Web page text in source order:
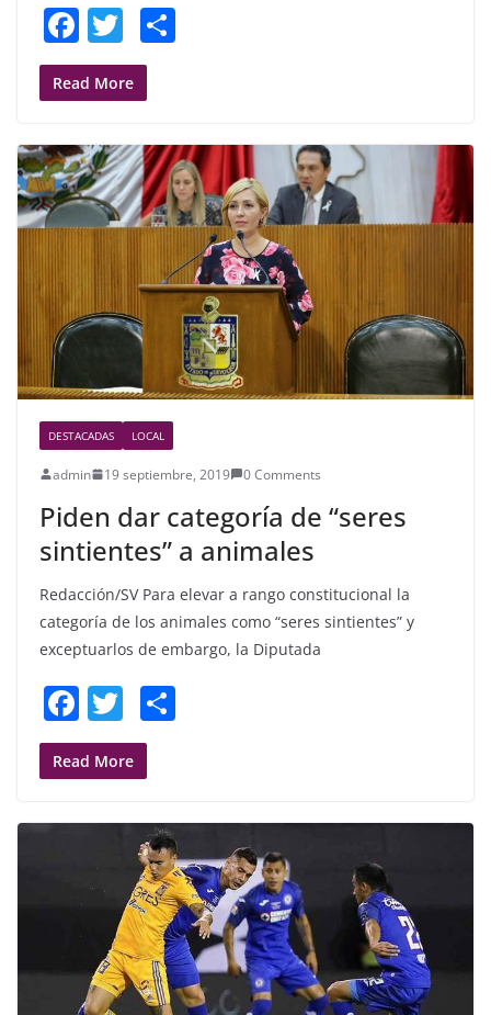
F
a
c
b
o
o
T
w
itt
Read More
DESTACADAS LOCAL
admin 19 septiembre, 2019 0 Comments
Piden dar categoría de “seres
sintientes” a animales
Redacción/SV Para elevar a rango constitucional la
categoría de los animales como “seres sintientes” y
exceptuarlos de embargo, la Diputada
F
a
c
o
o
k
T
w
itt
Read More